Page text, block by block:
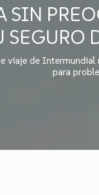
SIN
SEGURO
viaje de
para